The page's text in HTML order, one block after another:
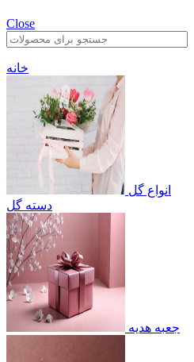
Close
خانه
انواع گل
دسته گل
جعبه هدیه